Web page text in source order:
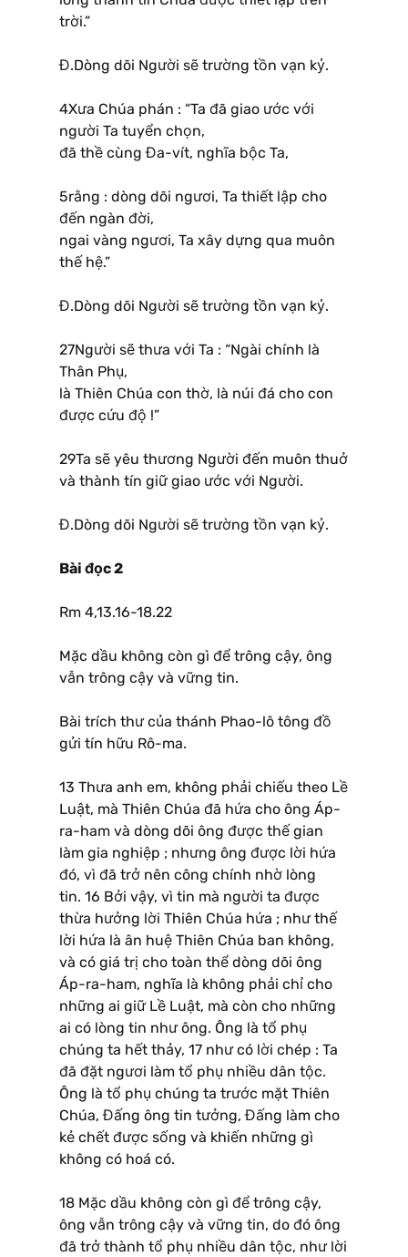
trời.”
Đ.Dòng dõi Người sẽ trường tồn vạn kỷ.
4Xưa Chúa phán : “Ta đã giao ước với
người Ta tuyển chọn,
đã thề cùng Đa-vít, nghĩa bộc Ta,
5rằng : dòng dõi ngươi, Ta thiết lập cho
đến ngàn đời,
ngai vàng ngươi, Ta xây dựng qua muôn
thế hệ.”
Đ.Dòng dõi Người sẽ trường tồn vạn kỷ.
27Người sẽ thưa với Ta : “Ngài chính là
Thân Phụ,
là Thiên Chúa con thờ, là núi đá cho con
được cứu độ !”
29Ta sẽ yêu thương Người đến muôn thuở
và thành tín giữ giao ước với Người.
Đ.Dòng dõi Người sẽ trường tồn vạn kỷ.
Bài đọc 2
Rm 4,13.16-18.22
Mặc dầu không còn gì để trông cậy, ông
vẫn trông cậy và vững tin.
Bài trích thư của thánh Phao-lô tông đồ
gửi tín hữu Rô-ma.
13 Thưa anh em, không phải chiếu theo Lề
Luật, mà Thiên Chúa đã hứa cho ông Áp-
ra-ham và dòng dõi ông được thế gian
làm gia nghiệp ; nhưng ông được lời hứa
đó, vì đã trở nên công chính nhờ lòng
tin. 16 Bởi vậy, vì tin mà người ta được
thừa hưởng lời Thiên Chúa hứa ; như thế
lời hứa là ân huệ Thiên Chúa ban không,
và có giá trị cho toàn thể dòng dõi ông
Áp-ra-ham, nghĩa là không phải chỉ cho
những ai giữ Lề Luật, mà còn cho những
ai có lòng tin như ông. Ông là tổ phụ
chúng ta hết thảy, 17 như có lời chép : Ta
đã đặt ngươi làm tổ phụ nhiều dân tộc.
Ông là tổ phụ chúng ta trước mặt Thiên
Chúa, Đấng ông tin tưởng, Đấng làm cho
kẻ chết được sống và khiến những gì
không có hoá có.
18 Mặc dầu không còn gì để trông cậy,
ông vẫn trông cậy và vững tin, do đó ông
đã trở thành tổ phụ nhiều dân tộc, như lời